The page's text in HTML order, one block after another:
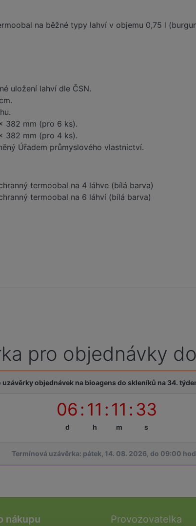
na běžné typy lahví v objemu 0,75 l
uložení lahví dle ČSN.
382 mm (pro 6 ks).
382 mm (pro 4 ks).
Úřadem průmyslového vlastnictví.
termoobal na 4 láhve (bílá barva)
termoobal na 6 láhví (bílá barva)
pro objednávky
uzávěrky objednávek na bioagens do skleníků na 34.
06
d
: 11
h
: 11
m
: 33
s
Termínová uzávěrka: pátek, 14. 08. 2026, do 09:00
nákupu Provozovatelka